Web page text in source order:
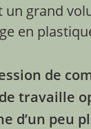
un grand
en
de
travaille
d’un peu